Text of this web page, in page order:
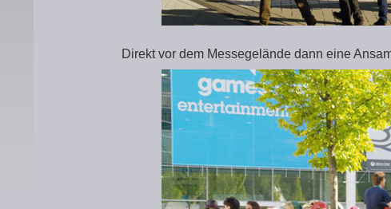
Direkt vor dem Messegelände dann eine